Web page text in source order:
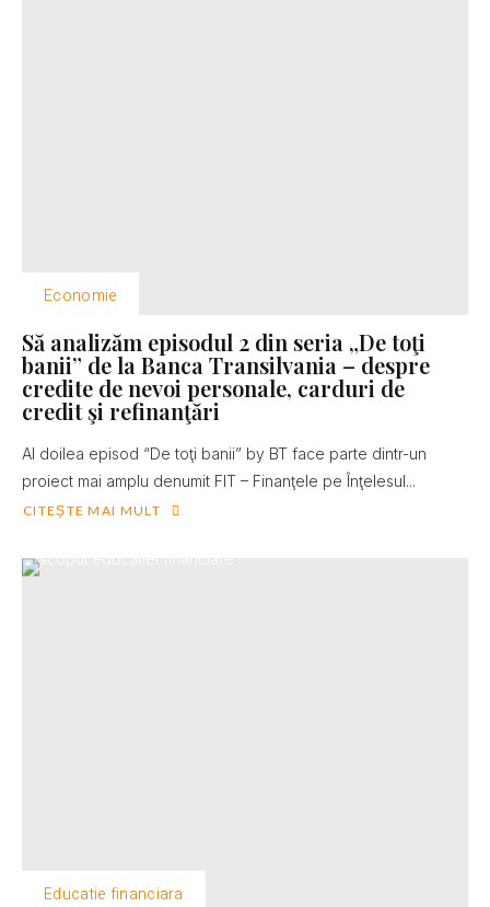
Economie
Să analizăm episodul 2 din seria „De toţi
banii” de la Banca Transilvania – despre
credite de nevoi personale, carduri de
credit şi refinanţări
Al doilea episod “De toţi banii” by BT face parte dintr-un
proiect mai amplu denumit FIT – Finanţele pe Înţelesul...
CITEȘTE MAI MULT
Educatie financiara